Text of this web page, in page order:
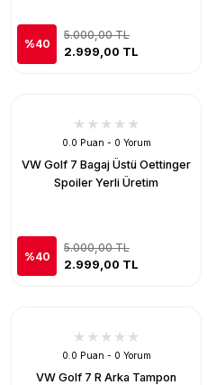
%40
5.000,00 TL
2.999,00 TL
0.0 Puan - 0 Yorum
VW Golf 7 Bagaj Üstü Oettinger
Spoiler Yerli Üretim
%40
5.000,00 TL
2.999,00 TL
0.0 Puan - 0 Yorum
VW Golf 7 R Arka Tampon